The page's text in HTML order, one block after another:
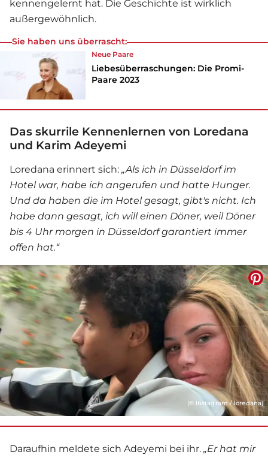
kennengelernt hat. Die Geschichte ist wirklich
außergewöhnlich.
Sie haben uns überrascht:
Neue Paare
Liebesüberraschungen: Die Promi-
Paare 2023
Das skurrile Kennenlernen von Loredana
und Karim Adeyemi
Loredana erinnert sich: „Als ich in Düsseldorf im
Hotel war, habe ich angerufen und hatte Hunger.
Und da haben die im Hotel gesagt, gibt's nicht. Ich
habe dann gesagt, ich will einen Döner, weil Döner
bis 4 Uhr morgen in Düsseldorf garantiert immer
offen hat.“
(© Instagram / loredana)
Daraufhin meldete sich Adeyemi bei ihr. „Er hat mir